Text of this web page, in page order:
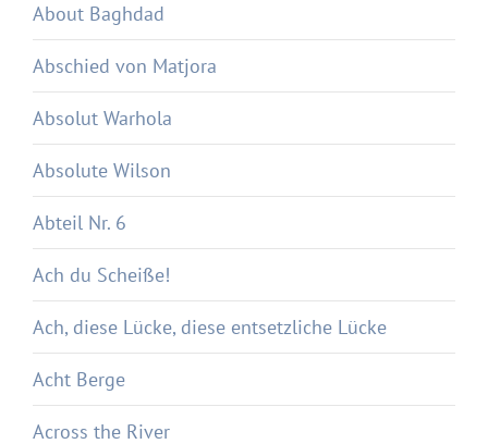
About Baghdad
Abschied von Matjora
Absolut Warhola
Absolute Wilson
Abteil Nr. 6
Ach du Scheiße!
Ach, diese Lücke, diese entsetzliche Lücke
Acht Berge
Across the River